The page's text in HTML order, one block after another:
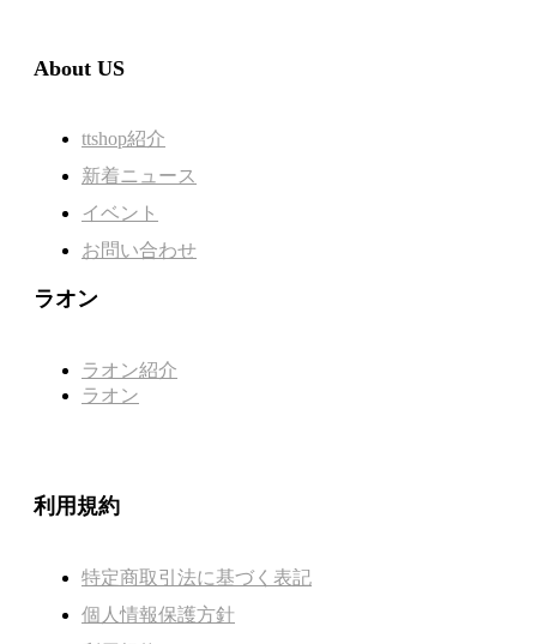
About US
ttshop紹介
新着ニュース
イベント
お問い合わせ
ラオン
ラオン紹介
ラオン
利用規約
特定商取引法に基づく表記
個人情報保護方針